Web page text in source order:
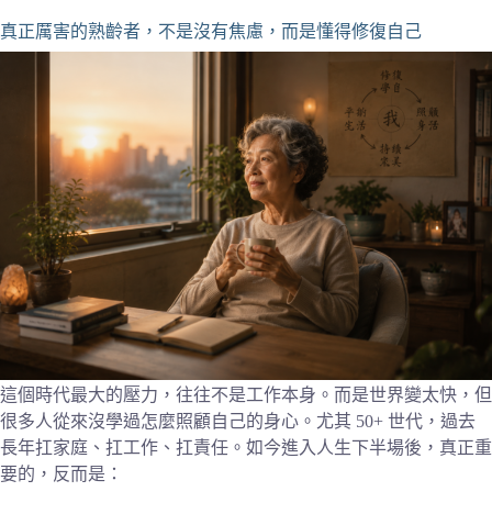
真正厲害的熟齡者，不是沒有焦慮，而是懂得修復自己
這個時代最大的壓力，往往不是工作本身。而是世界變太快，但
很多人從來沒學過怎麼照顧自己的身心。尤其 50+ 世代，過去
長年扛家庭、扛工作、扛責任。如今進入人生下半場後，真正重
要的，反而是：